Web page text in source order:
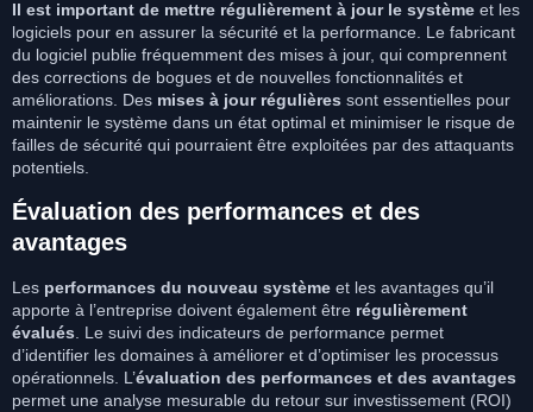
Il est important de mettre régulièrement à jour le système et les
logiciels pour en assurer la sécurité et la performance. Le fabricant
du logiciel publie fréquemment des mises à jour, qui comprennent
des corrections de bogues et de nouvelles fonctionnalités et
améliorations. Des mises à jour régulières sont essentielles pour
maintenir le système dans un état optimal et minimiser le risque de
failles de sécurité qui pourraient être exploitées par des attaquants
potentiels.
Évaluation des performances et des
avantages
Les performances du nouveau système et les avantages qu’il
apporte à l’entreprise doivent également être régulièrement
évalués. Le suivi des indicateurs de performance permet
d’identifier les domaines à améliorer et d’optimiser les processus
opérationnels. L’évaluation des performances et des avantages
permet une analyse mesurable du retour sur investissement (ROI)